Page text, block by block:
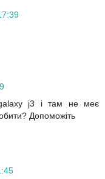
j3 і там не меє
Допоможіть